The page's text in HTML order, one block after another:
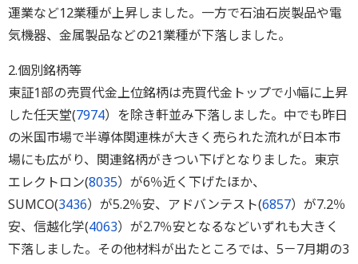
運業など12業種が上昇しました。一方で石油石炭製品や電
気機器、金属製品などの21業種が下落しました。
2.個別銘柄等
東証1部の売買代金上位銘柄は売買代金トップで小幅に上昇
した任天堂(7974）を除き軒並み下落しました。中でも昨日
の米国市場で半導体関連株が大きく売られた流れが日本市
場にも広がり、関連銘柄がきつい下げとなりました。東京
エレクトロン(8035）が6％近く下げたほか、
SUMCO(3436）が5.2％安、アドバンテスト(6857）が7.2％
安、信越化学(4063）が2.7％安となるなどいずれも大きく
下落しました。その他材料が出たところでは、5－7月期の3